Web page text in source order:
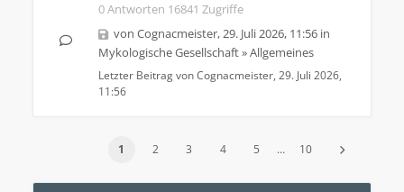
0 Antworten 16841 Zugriffe
von Cognacmeister,29. Juli 2026, 11:56 in
Mykologische Gesellschaft»Allgemeines
Letzter Beitrag vonCognacmeister, 29. Juli 2026,
11:56
1 2 3 4 5 … 10